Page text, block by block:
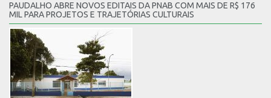
PAUDALHO ABRE NOVOS EDITAIS DA PNAB COM MAIS DE R$ 176
MIL PARA PROJETOS E TRAJETÓRIAS CULTURAIS